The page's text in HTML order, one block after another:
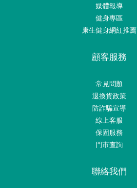
媒體報導
健身專區
康生健身網紅推薦
顧客服務
常見問題
退換貨政策
防詐騙宣導
線上客服
保固服務
門市查詢
聯絡我們